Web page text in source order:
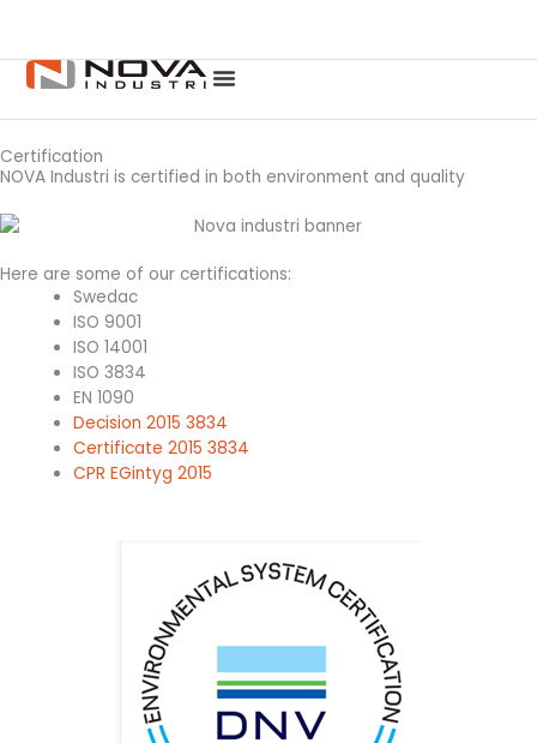
content
c
o
k
n
d
n
Certification
NOVA Industri is certified in both environment and quality
Here are some of our certifications:
Swedac
ISO 9001
ISO 14001
ISO 3834
EN 1090
Decision 2015 3834
Certificate 2015 3834
CPR EGintyg 2015